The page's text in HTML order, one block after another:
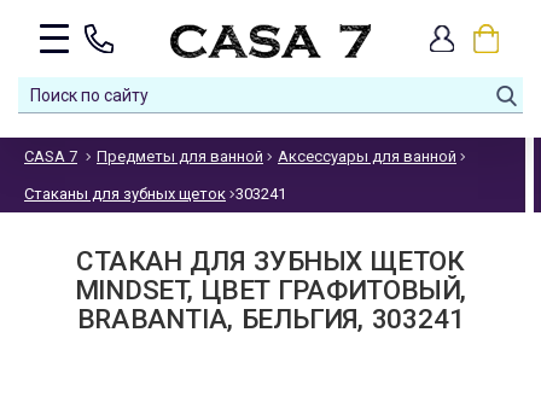
CASA 7 Предметы для ванной Аксессуары для ванной
Стаканы для зубных щеток 303241
СТАКАН ДЛЯ ЗУБНЫХ ЩЕТОК
MINDSET, ЦВЕТ ГРАФИТОВЫЙ,
BRABANTIA, БЕЛЬГИЯ, 303241